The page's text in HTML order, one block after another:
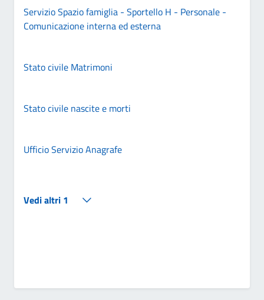
Servizio Spazio famiglia - Sportello H - Personale -
Comunicazione interna ed esterna
Stato civile Matrimoni
Stato civile nascite e morti
Ufficio Servizio Anagrafe
Vedi altri 1